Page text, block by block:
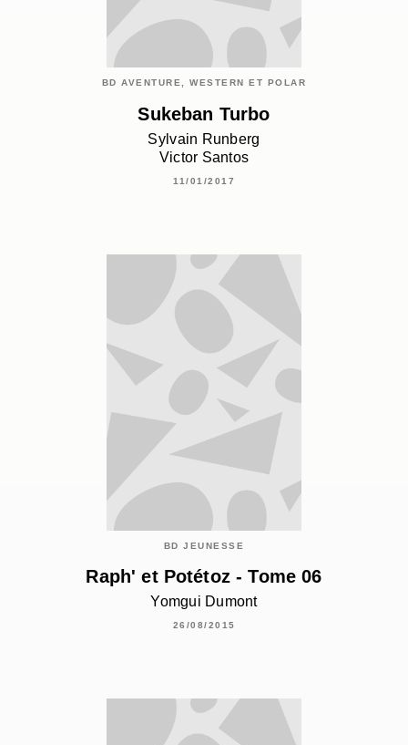
BD AVENTURE, WESTERN ET POLAR
Sukeban Turbo
Sylvain Runberg
Victor Santos
11/01/2017
BD JEUNESSE
Raph' et Potétoz - Tome 06
Yomgui Dumont
26/08/2015